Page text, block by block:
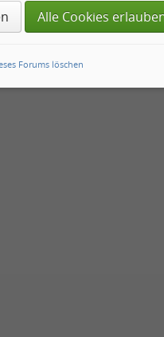
Langweilig. Habe es
Alle Cookies
Forums löschen